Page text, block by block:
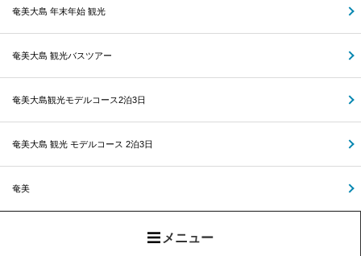
奄美大島 年末年始 観光
奄美大島 観光バスツアー
奄美大島観光モデルコース2泊3日
奄美大島 観光 モデルコース 2泊3日
奄美
メニュー